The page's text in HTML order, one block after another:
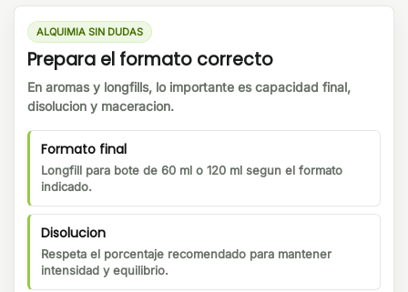
ALQUIMIA SIN DUDAS
Prepara el formato correcto
En aromas y longfills, lo importante es capacidad final,
disolucion y maceracion.
Formato final
Longfill para bote de 60 ml o 120 ml segun el formato
indicado.
Disolucion
Respeta el porcentaje recomendado para mantener
intensidad y equilibrio.